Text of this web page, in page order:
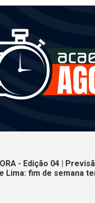
- Edição 04 |
Lima: fim de semana